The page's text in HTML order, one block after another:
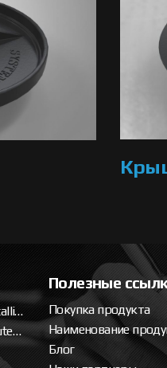
Talveksi uuteen miesluolaan (osa 2. tallipaketin ja katteen asennus)
Autotallin rakentaminen – talveksi uuteen miesluolaan
Полезные
Покупка продукта
Наименование
Блог